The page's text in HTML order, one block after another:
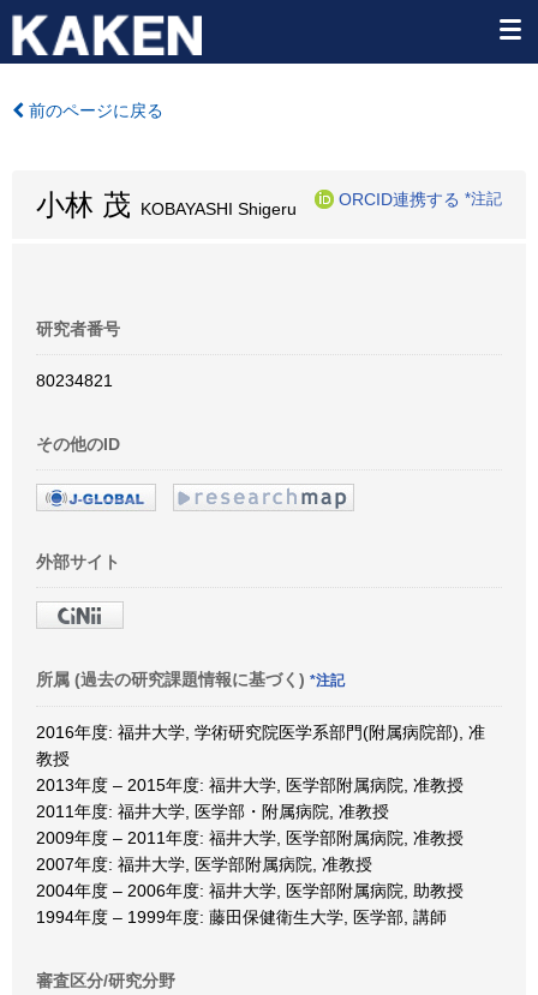
前のページに戻る
小林 茂 KOBAYASHI Shigeru
ORCID連携する *注記
研究者番号
80234821
その他のID
外部サイト
所属 (過去の研究課題情報に基づく) *注記
2016年度: 福井大学, 学術研究院医学系部門(附属病院部), 准
教授
2013年度 – 2015年度: 福井大学, 医学部附属病院, 准教授
2011年度: 福井大学, 医学部・附属病院, 准教授
2009年度 – 2011年度: 福井大学, 医学部附属病院, 准教授
2007年度: 福井大学, 医学部附属病院, 准教授
2004年度 – 2006年度: 福井大学, 医学部附属病院, 助教授
1994年度 – 1999年度: 藤田保健衛生大学, 医学部, 講師
審査区分/研究分野